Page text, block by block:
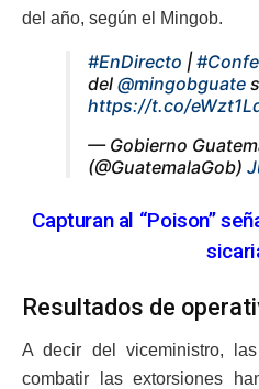
del año, según el Mingob.
#EnDirecto |
del @mingobguate
https://t.co/
— Gobierno
(@GuatemalaGob)
Capturan al “Poison”
Resultados de
A decir del viceministro,
combatir las extorsiones